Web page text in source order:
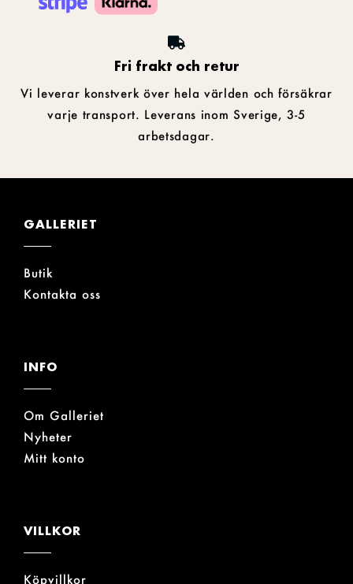
Fri frakt och retur
Vi leverar konstverk över hela världen och försäkrar
varje transport. Leverans inom Sverige, 3-5
arbetsdagar.
GALLERIET
Butik
Kontakta oss
INFO
Om Galleriet
Nyheter
Mitt konto
VILLKOR
Köpvillkor